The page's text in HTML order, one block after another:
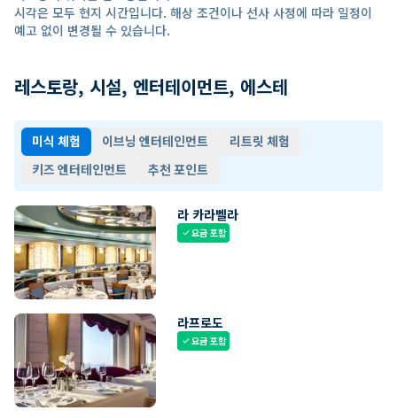
시각은 모두 현지 시간입니다. 해상 조건이나 선사 사정에 따라 일정이
예고 없이 변경될 수 있습니다.
레스토랑, 시설, 엔터테이먼트, 에스테
미식 체험 이브닝 엔터테인먼트
리트릿 체험
키즈 엔터테인먼트
추천 포인트
라 카라벨라
check요금 포함
라프로도
check요금 포함